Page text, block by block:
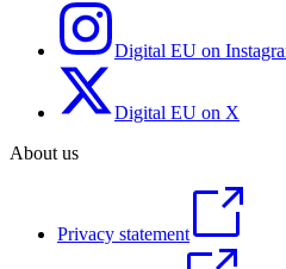
Digital EU on
Digital EU on X
About us
Privacy statement